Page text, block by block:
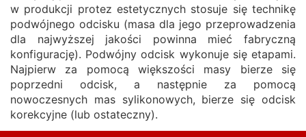
w produkcji protez estetycznych stosuje się technikę
podwójnego odcisku (masa dla jego przeprowadzenia
dla najwyższej jakości powinna mieć fabryczną
konfigurację). Podwójny odcisk wykonuje się etapami.
Najpierw za pomocą większości masy bierze się
poprzedni odcisk, a następnie za pomocą
nowoczesnych mas sylikonowych, bierze się odcisk
korekcyjne (lub ostateczny).